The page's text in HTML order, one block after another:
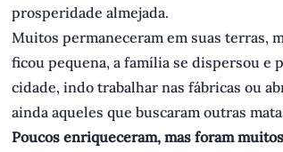
prosperidade almejada.
Muitos permaneceram em suas terras,
ficou pequena, a família se dispersou e
cidade, indo trabalhar nas fábricas ou
ainda aqueles que buscaram outras
Poucos enriqueceram, mas foram